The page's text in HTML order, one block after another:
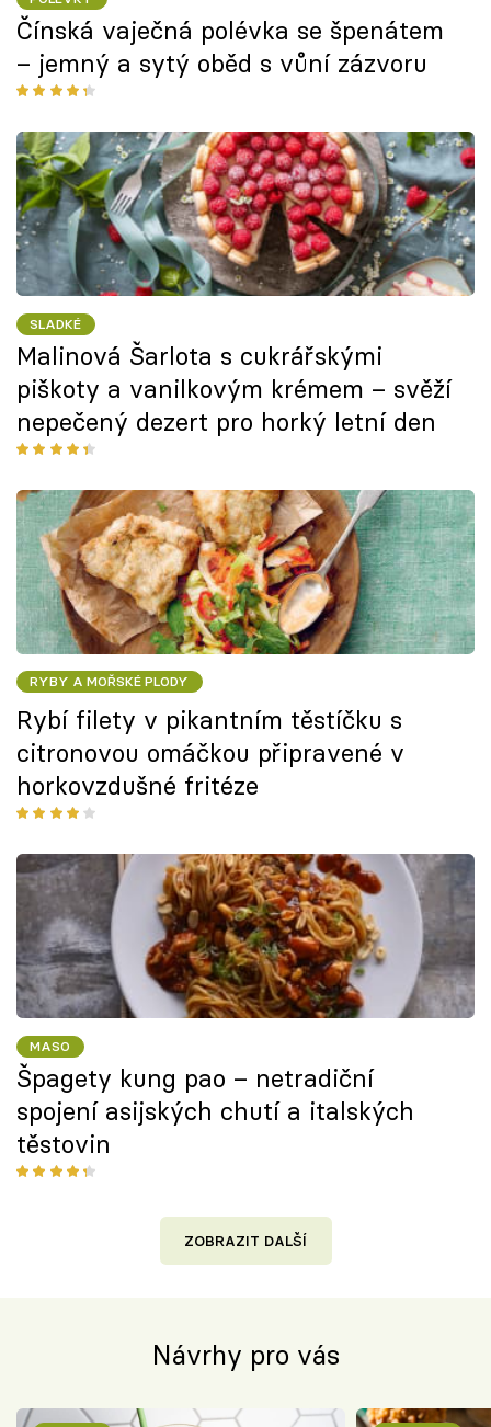
Čínská vaječná polévka se špenátem
– jemný a sytý oběd s vůní zázvoru
SLADKÉ
Malinová Šarlota s cukrářskými
piškoty a vanilkovým krémem – svěží
nepečený dezert pro horký letní den
RYBY A MOŘSKÉ PLODY
Rybí filety v pikantním těstíčku s
citronovou omáčkou připravené v
horkovzdušné fritéze
MASO
Špagety kung pao – netradiční
spojení asijských chutí a italských
těstovin
ZOBRAZIT DALŠÍ
Návrhy pro vás